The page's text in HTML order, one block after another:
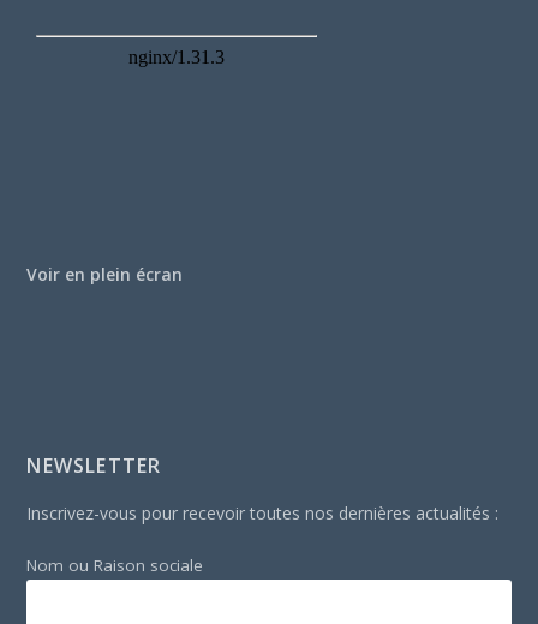
Voir en plein écran
NEWSLETTER
Inscrivez-vous pour recevoir toutes nos dernières actualités :
Nom ou Raison sociale